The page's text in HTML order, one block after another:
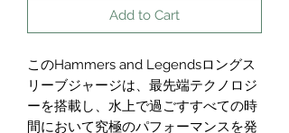
Add to Cart
このHammers and Legendsロングス
リーブジャージは、最先端テクノロジ
ーを搭載し、水上で過ごすすべての時
間において究極のパフォーマンスを発